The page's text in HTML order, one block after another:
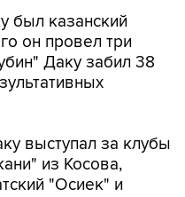
был казанский
он провел три
Даку забил 38
выступал за клубы
из Косова,
"Осиек" и